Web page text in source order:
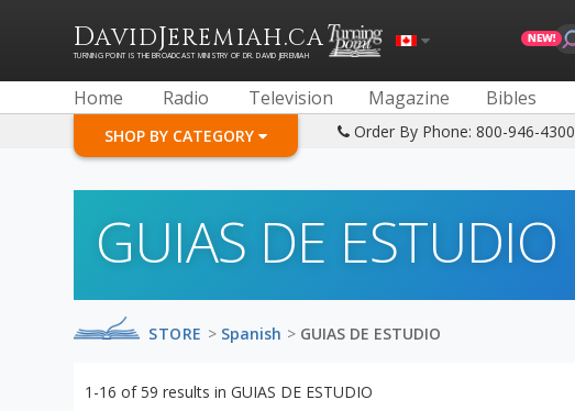
DAVIDJEREMIAH.CA
TURNING POINT IS THE BROADCAST MINISTRY OF DR. DAVID JEREMIAH
Home Radio Television Magazine Bibles
SHOP BY CATEGORY Order By Phone: 800-946-4300
GUIAS DE ESTUDIO
STORE > Spanish > GUIAS DE ESTUDIO
1-16 of59 results inGUIAS DE ESTUDIO